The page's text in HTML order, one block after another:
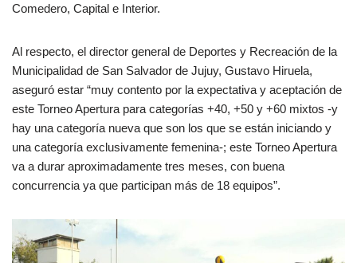
Comedero, Capital e Interior.
Al respecto, el director general de Deportes y Recreación de la
Municipalidad de San Salvador de Jujuy, Gustavo Hiruela,
aseguró estar “muy contento por la expectativa y aceptación de
este Torneo Apertura para categorías +40, +50 y +60 mixtos -y
hay una categoría nueva que son los que se están iniciando y
una categoría exclusivamente femenina-; este Torneo Apertura
va a durar aproximadamente tres meses, con buena
concurrencia ya que participan más de 18 equipos”.